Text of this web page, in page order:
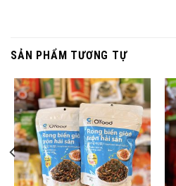
SẢN PHẨM TƯƠNG TỰ